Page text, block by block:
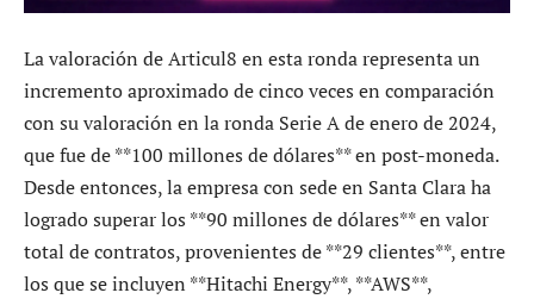
La valoración de Articul8 en esta ronda representa un
incremento aproximado de cinco veces en comparación
con su valoración en la ronda Serie A de enero de 2024,
que fue de **100 millones de dólares** en post-moneda.
Desde entonces, la empresa con sede en Santa Clara ha
logrado superar los **90 millones de dólares** en valor
total de contratos, provenientes de **29 clientes**, entre
los que se incluyen **Hitachi Energy**, **AWS**,